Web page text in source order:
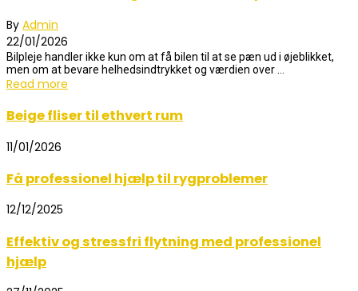
By Admin
22/01/2026
Bilpleje handler ikke kun om at få bilen til at se pæn ud i øjeblikket,
men om at bevare helhedsindtrykket og værdien over ...
Read more
Beige fliser til ethvert rum
11/01/2026
Få professionel hjælp til rygproblemer
12/12/2025
Effektiv og stressfri flytning med professionel
hjælp